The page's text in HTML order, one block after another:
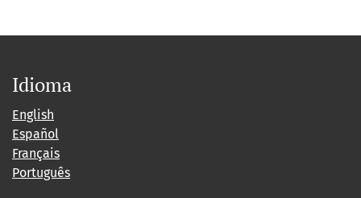
Idioma
English
Español
Français
Português